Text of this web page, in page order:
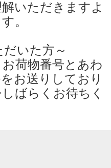
いただきますよ
。
だいた方～
荷物番号とあわ
お送りしており
ばらくお待ちく